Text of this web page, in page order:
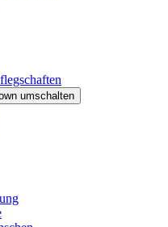
umschalten